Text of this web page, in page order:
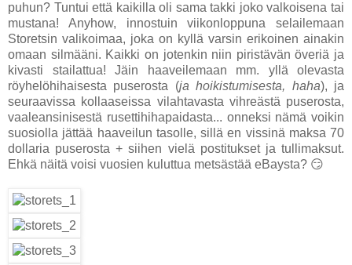
puhun? Tuntui että kaikilla oli sama takki joko valkoisena tai
mustana! Anyhow, innostuin viikonloppuna selailemaan
Storetsin valikoimaa, joka on kyllä varsin erikoinen ainakin
omaan silmääni. Kaikki on jotenkin niin piristävän överiä ja
kivasti stailattua! Jäin haaveilemaan mm. yllä olevasta
röyhelöhihaisesta puserosta (ja hoikistumisesta, haha), ja
seuraavissa kollaaseissa vilahtavasta vihreästä puserosta,
vaaleansinisestä rusettihihapaidasta... onneksi nämä voikin
suosiolla jättää haaveilun tasolle, sillä en vissinä maksa 70
dollaria puserosta + siihen vielä postitukset ja tullimaksut.
Ehkä näitä voisi vuosien kuluttua metsästää eBaysta? 😏